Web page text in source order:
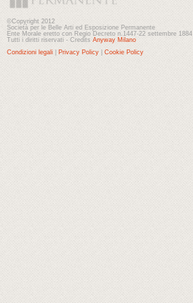
©Copyright 2012
Società per le Belle Arti ed Esposizione Permanente
Ente Morale eretto con Regio Decreto n.1447-22 settembre 1884
Tutti i diritti riservati - Credits Anyway Milano
Condizioni legali
Privacy Policy Cookie Policy